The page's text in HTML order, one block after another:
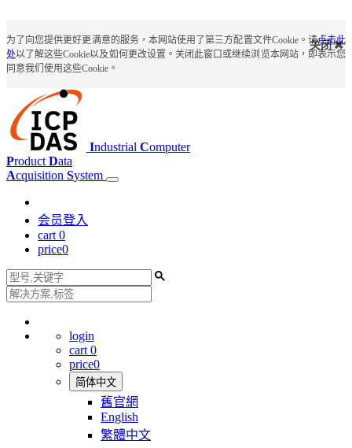
为了向您提供更好更满意的服务，本网站使用了第三方配置文件Cookie。请点击此
处以了解这些Cookie以及如何更改设置。关闭此窗口或继续浏览本网站，即表示您
同意我们使用这些Cookie。
关闭
Industrial Computer
Product Data
Acquisition System
会员登入
cart 0
price0
login
cart 0
price0
简体中文
舊官網
English
繁體中文